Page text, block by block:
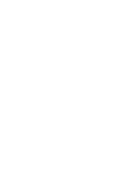
代办香港公司英国
河南代办注册网|进
进口代理-进出口代
代办公司注册、代